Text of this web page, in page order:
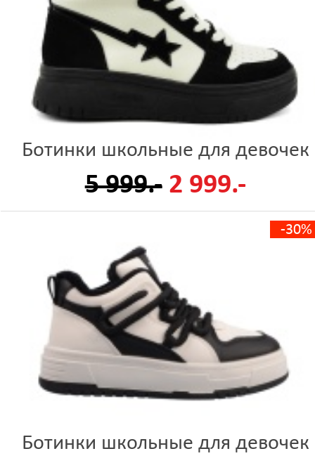
Ботинки школьные для девочек
5 999.- 2 999.-
-30%
Ботинки школьные для девочек